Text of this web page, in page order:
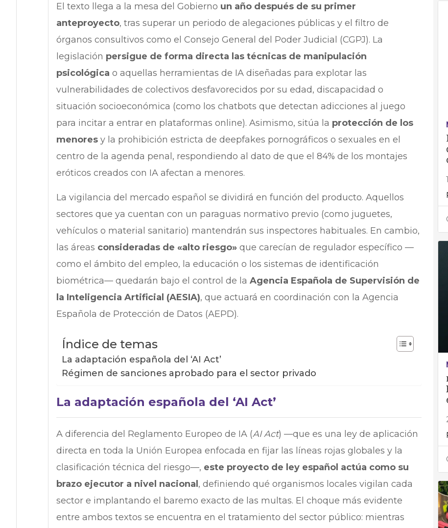
El texto llega a la mesa del Gobierno un año después de su primer
anteproyecto, tras superar un periodo de alegaciones públicas y el filtro de
órganos consultivos como el Consejo General del Poder Judicial (CGPJ). La
legislación persigue de forma directa las técnicas de manipulación
psicológica o aquellas herramientas de IA diseñadas para explotar las
vulnerabilidades de colectivos desfavorecidos por su edad, discapacidad o
situación socioeconómica (como los chatbots que detectan adicciones al juego
para incitar a entrar en plataformas online). Asimismo, sitúa la protección de los
menoresy la prohibición estricta de deepfakes pornográficos o sexuales en el
centro de la agenda penal, respondiendo al dato de que el 84% de los montajes
eróticos creados con IA afectan a menores.
La vigilancia del mercado español se dividirá en función del producto. Aquellos
sectores que ya cuentan con un paraguas normativo previo (como juguetes,
vehículos o material sanitario) mantendrán sus inspectores habituales. En cambio,
las áreas consideradas de «alto riesgo» que carecían de regulador específico —
como el ámbito del empleo, la educación o los sistemas de identificación
biométrica— quedarán bajo el control de la Agencia Española de Supervisión de
la Inteligencia Artificial (AESIA), que actuará en coordinación con la Agencia
Española de Protección de Datos (AEPD).
Índice de temas
La adaptación española del ‘AI Act’
Régimen de sanciones aprobado para el sector privado
La adaptación española del ‘AI Act’
A diferencia del Reglamento Europeo de IA (AI Act) —que es una ley de aplicación
directa en toda la Unión Europea enfocada en fijar las líneas rojas globales y la
clasificación técnica del riesgo—, este proyecto de ley español actúa como su
brazo ejecutor a nivel nacional , definiendo qué organismos locales vigilan cada
sector e implantando el baremo exacto de las multas. El choque más evidente
entre ambos textos se encuentra en el tratamiento del sector público: mientras